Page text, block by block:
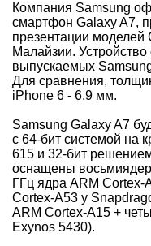
Компания Samsung
смартфон Galaxy A7,
презентации моделей
Малайзии.
выпускаемых
Для сравнения,
iPhone 6 - 6,9 мм.
Samsung Galaxy A7
с 64-бит системой на
615 и 32-бит
оснащены
ГГц ядра ARM Cortex-
Cortex-A53 у
ARM Cortex-A15 +
Exynos 5430).